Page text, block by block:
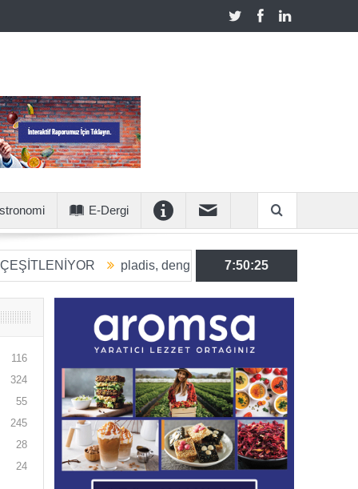
E-Dergi
pladis, dengeli beslenmeye katkı sunan ürün
7:50:26
116
324
55
245
28
24